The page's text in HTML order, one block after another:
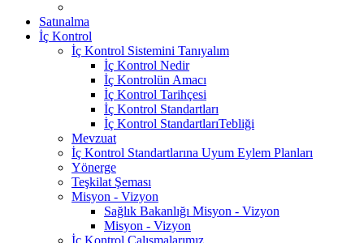
Satınalma
İç Kontrol
İç Kontrol Sistemini Tanıyalım
İç Kontrol Nedir
İç Kontrolün Amacı
İç Kontrol Tarihçesi
İç Kontrol Standartları
İç Kontrol StandartlarıTebliği
Mevzuat
İç Kontrol Standartlarına Uyum Eylem Planları
Yönerge
Teşkilat Şeması
Misyon - Vizyon
Sağlık Bakanlığı Misyon - Vizyon
Misyon - Vizyon
İç Kontrol Çalışmalarımız